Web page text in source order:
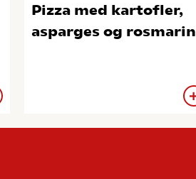
Pizza med kartofler,
asparges og rosmarin